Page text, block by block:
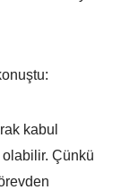
kabul
Çünkü